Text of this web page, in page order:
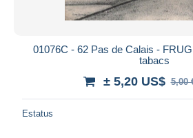
Mastercard
iDeal
Deseleccionar todo
Residencia del vendedor
01076C - 62 Pas de Calais -
tabacs
± 5,20 US$ 5,00
Estatus